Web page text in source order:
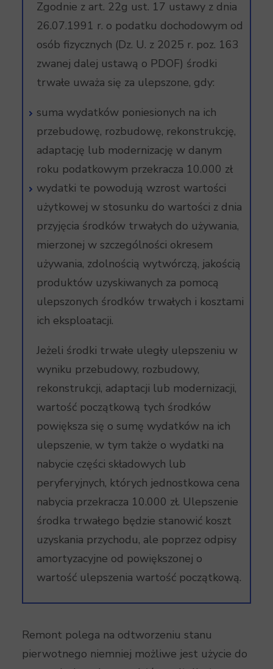
Zgodnie z art. 22g ust. 17 ustawy z dnia
26.07.1991 r. o podatku dochodowym od
osób fizycznych (Dz. U. z 2025 r. poz. 163
zwanej dalej ustawą o PDOF) środki
trwałe uważa się za ulepszone, gdy:
suma wydatków poniesionych na ich
przebudowę, rozbudowę, rekonstrukcję,
adaptację lub modernizację w danym
roku podatkowym przekracza 10.000 zł
wydatki te powodują wzrost wartości
użytkowej w stosunku do wartości z dnia
przyjęcia środków trwałych do używania,
mierzonej w szczególności okresem
używania, zdolnością wytwórczą, jakością
produktów uzyskiwanych za pomocą
ulepszonych środków trwałych i kosztami
ich eksploatacji.
Jeżeli środki trwałe uległy ulepszeniu w
wyniku przebudowy, rozbudowy,
rekonstrukcji, adaptacji lub modernizacji,
wartość początkową tych środków
powiększa się o sumę wydatków na ich
ulepszenie, w tym także o wydatki na
nabycie części składowych lub
peryferyjnych, których jednostkowa cena
nabycia przekracza 10.000 zł. Ulepszenie
środka trwałego będzie stanowić koszt
uzyskania przychodu, ale poprzez odpisy
amortyzacyjne od powiększonej o
wartość ulepszenia wartość początkową.
Remont polega na odtworzeniu stanu
pierwotnego niemniej możliwe jest użycie do